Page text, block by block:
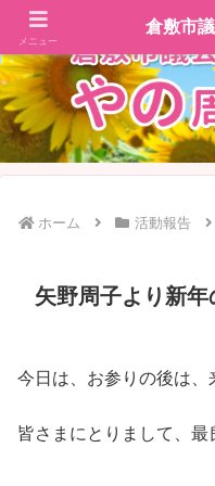
ホーム 活動報告
矢野周子より新年
今日は、お参りの後は、
皆さまにとりまして、最
メニュー
倉敷市